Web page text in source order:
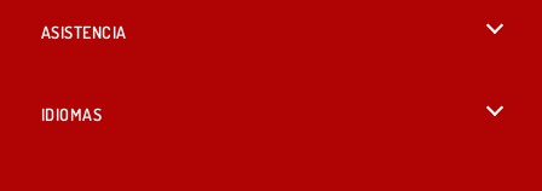
ASISTENCIA
IDIOMAS